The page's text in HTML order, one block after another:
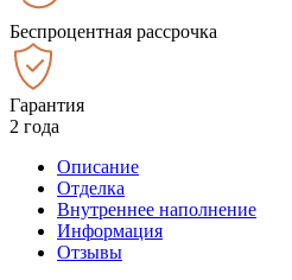
Беспроцентная рассрочка
Гарантия
2 года
Описание
Отделка
Внутреннее наполнение
Информация
Отзывы